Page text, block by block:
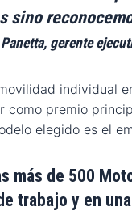
sino
gerente
individual
como premio
elegido es el
más de 500
trabajo y en